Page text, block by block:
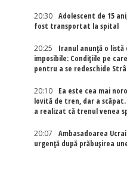
20:30
Adolescent de 15
fost transportat la spital
20:25
Iranul anunță o
imposibile: Condițiile pe
pentru a se redeschide
20:10
Ea este cea mai
lovită de tren, dar a
a realizat că trenul venea
20:07
Ambasadoarea
urgență după prăbușirea